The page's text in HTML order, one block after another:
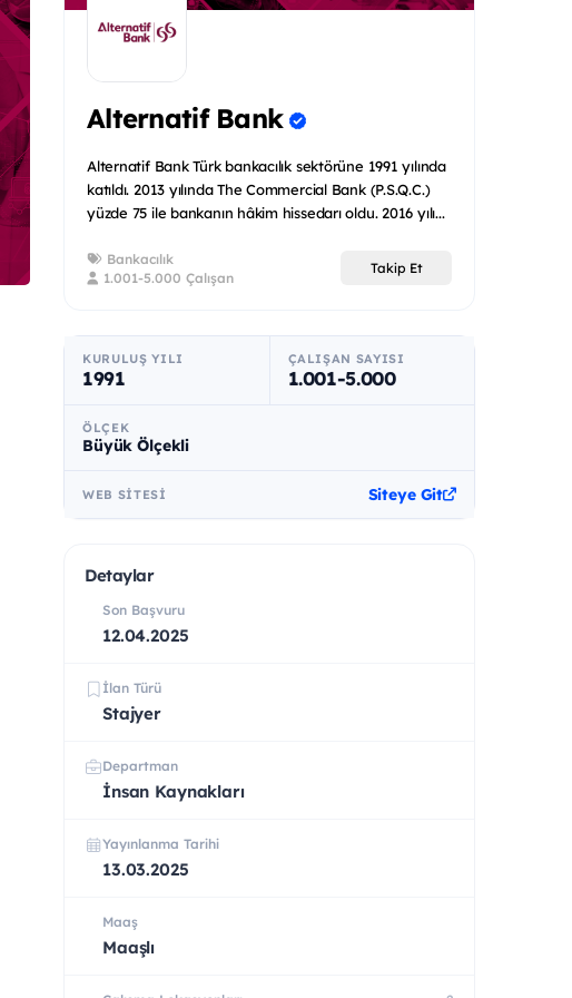
Alternatif Bank
Alternatif Bank Türk bankacılık sektörüne 1991 yılında
katıldı. 2013 yılında The Commercial Bank (P.S.Q.C.)
yüzde 75 ile bankanın hâkim hissedarı oldu. 2016 yılı...
Bankacılık
1.001-5.000 Çalışan
Takip Et
KURULUŞ YILI
1991
ÇALIŞAN SAYISI
1.001-5.000
ÖLÇEK
Büyük Ölçekli
WEB SITESI Siteye Git
Detaylar
Son Başvuru
12.04.2025
İlan Türü
Stajyer
Departman
İnsan Kaynakları
Yayınlanma Tarihi
13.03.2025
Maaş
Maaşlı